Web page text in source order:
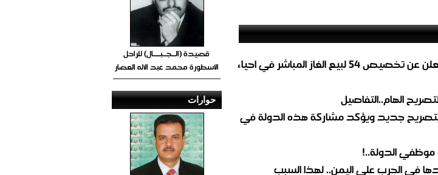
عاجل..الشركة اليمنية للغاز تعلن عن تخصيص 54 لبيع الغاز المباشر في احياء
الهام..التفاصيل
بتصريح جديد ويؤكد مشاركة هذه الدولة في
موظفي الدولة..!
في الحرب على اليمن.. لهذا السبب
قصيدة (الــجــبــــال) للراحل
الأسطورة محمد عبد الاله العصار
حوارات